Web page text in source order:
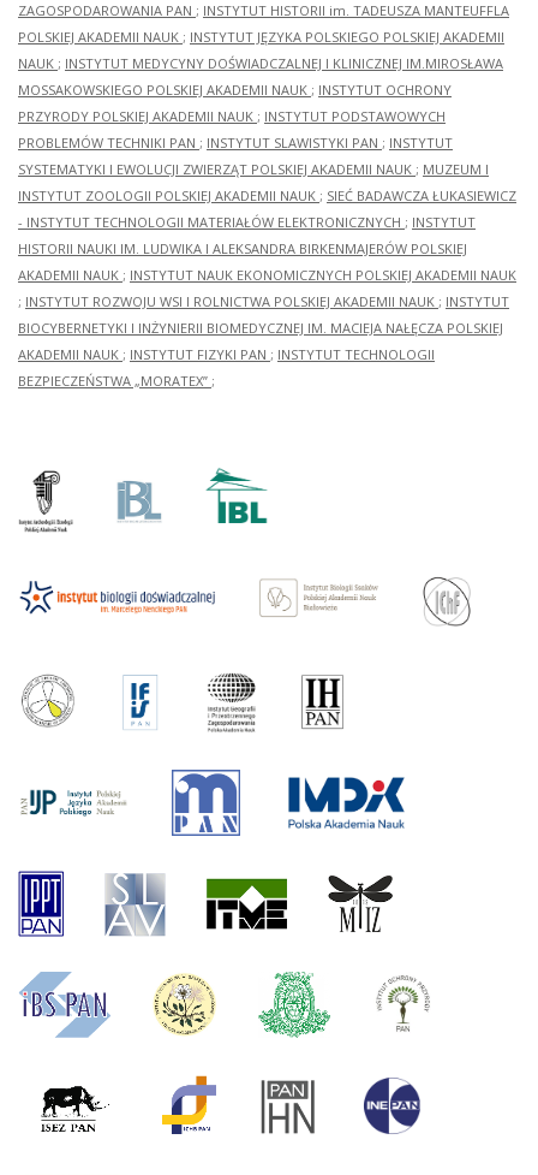
ZAGOSPODAROWANIA PAN ; INSTYTUT HISTORII im. TADEUSZA MANTEUFFLA
POLSKIEJ AKADEMII NAUK ; INSTYTUT JĘZYKA POLSKIEGO POLSKIEJ AKADEMII
NAUK ; INSTYTUT MEDYCYNY DOŚWIADCZALNEJ I KLINICZNEJ IM.MIROSŁAWA
MOSSAKOWSKIEGO POLSKIEJ AKADEMII NAUK ; INSTYTUT OCHRONY
PRZYRODY POLSKIEJ AKADEMII NAUK ; INSTYTUT PODSTAWOWYCH
PROBLEMÓW TECHNIKI PAN ; INSTYTUT SLAWISTYKI PAN ; INSTYTUT
SYSTEMATYKI I EWOLUCJI ZWIERZĄT POLSKIEJ AKADEMII NAUK ; MUZEUM I
INSTYTUT ZOOLOGII POLSKIEJ AKADEMII NAUK ; SIEĆ BADAWCZA ŁUKASIEWICZ
- INSTYTUT TECHNOLOGII MATERIAŁÓW ELEKTRONICZNYCH ; INSTYTUT
HISTORII NAUKI IM. LUDWIKA I ALEKSANDRA BIRKENMAJERÓW POLSKIEJ
AKADEMII NAUK ; INSTYTUT NAUK EKONOMICZNYCH POLSKIEJ AKADEMII NAUK
; INSTYTUT ROZWOJU WSI I ROLNICTWA POLSKIEJ AKADEMII NAUK ; INSTYTUT
BIOCYBERNETYKI I INŻYNIERII BIOMEDYCZNEJ IM. MACIEJA NAŁĘCZA POLSKIEJ
AKADEMII NAUK ; INSTYTUT FIZYKI PAN ; INSTYTUT TECHNOLOGII
BEZPIECZEŃSTWA „MORATEX” ;